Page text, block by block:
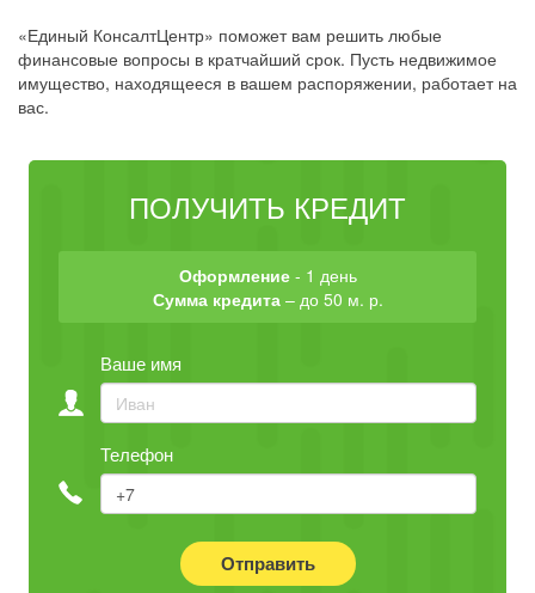
«Единый КонсалтЦентр» поможет вам решить любые
финансовые вопросы в кратчайший срок. Пусть недвижимое
имущество, находящееся в вашем распоряжении, работает на
вас.
ПОЛУЧИТЬ КРЕДИТ
Оформление- 1 день
Сумма кредита– до 50 м. р.
Ваше имя
Телефон
Отправить